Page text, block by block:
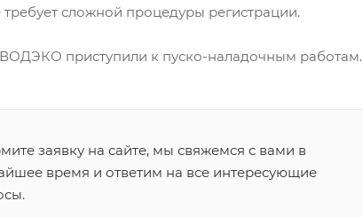
требует сложной процедуры регистрации.
приступили к пуско-наладочным работам.
заявку на сайте, мы свяжемся с вами в
время и ответим на все интересующие